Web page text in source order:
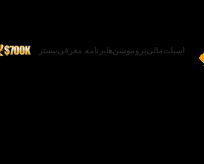
اسپاتمالیپروموشن‌هابرنامه معرفیبیشتر